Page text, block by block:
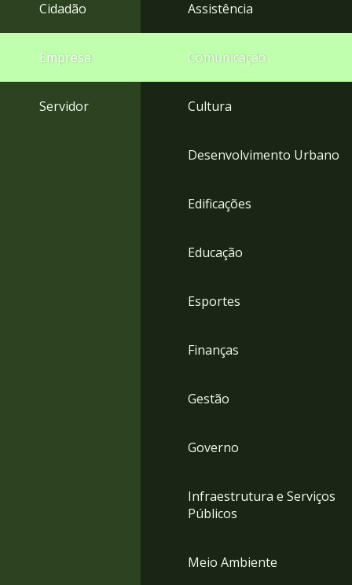
Cidadão
Empresa
Servidor
Assistência
Comunicação
Cultura
Desenvolvimento Urbano
Edificações
Educação
Esportes
Finanças
Gestão
Governo
Infraestrutura e Serviços
Públicos
Meio Ambiente